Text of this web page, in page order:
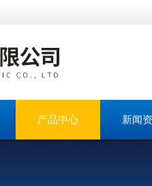
产品中心 新闻